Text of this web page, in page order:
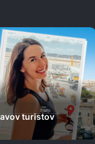
turistov